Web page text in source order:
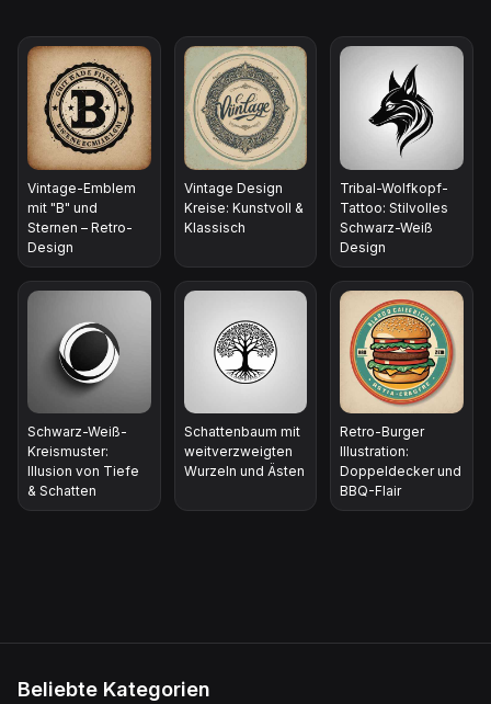
Vintage-Emblem
mit "B" und
Sternen – Retro-
Design
Vintage Design
Kreise: Kunstvoll &
Klassisch
Tribal-Wolfkopf-
Tattoo: Stilvolles
Schwarz-Weiß
Design
Schwarz-Weiß-
Kreismuster:
Illusion von Tiefe
& Schatten
Schattenbaum mit
weitverzweigten
Wurzeln und Ästen
Retro-Burger
Illustration:
Doppeldecker und
BBQ-Flair
Beliebte Kategorien